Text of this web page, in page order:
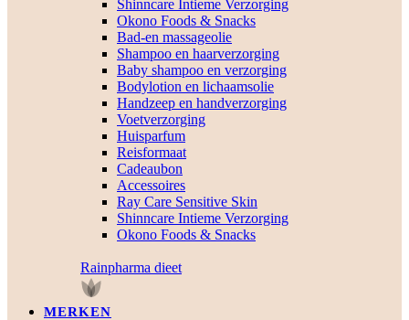
Shinncare Intieme Verzorging
Okono Foods & Snacks
Bad-en massageolie
Shampoo en haarverzorging
Baby shampoo en verzorging
Bodylotion en lichaamsolie
Handzeep en handverzorging
Voetverzorging
Huisparfum
Reisformaat
Cadeaubon
Accessoires
Ray Care Sensitive Skin
Shinncare Intieme Verzorging
Okono Foods & Snacks
Rainpharma dieet
MERKEN